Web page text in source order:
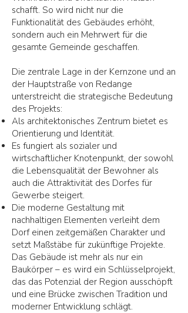
schafft. So wird nicht nur die
Funktionalität des Gebäudes erhöht,
sondern auch ein Mehrwert für die
gesamte Gemeinde geschaffen.
Die zentrale Lage in der Kernzone und an
der Hauptstraße von Redange
unterstreicht die strategische Bedeutung
des Projekts:
Als architektonisches Zentrum bietet es
Orientierung und Identität.
Es fungiert als sozialer und
wirtschaftlicher Knotenpunkt, der sowohl
die Lebensqualität der Bewohner als
auch die Attraktivität des Dorfes für
Gewerbe steigert.
Die moderne Gestaltung mit
nachhaltigen Elementen verleiht dem
Dorf einen zeitgemäßen Charakter und
setzt Maßstäbe für zukünftige Projekte.
Das Gebäude ist mehr als nur ein
Baukörper – es wird ein Schlüsselprojekt,
das das Potenzial der Region ausschöpft
und eine Brücke zwischen Tradition und
moderner Entwicklung schlägt.